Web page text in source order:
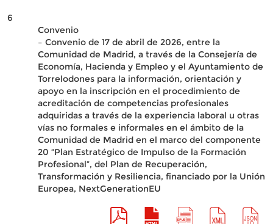
6
Convenio
– Convenio de 17 de abril de 2026, entre la
Comunidad de Madrid, a través de la Consejería de
Economía, Hacienda y Empleo y el Ayuntamiento de
Torrelodones para la información, orientación y
apoyo en la inscripción en el procedimiento de
acreditación de competencias profesionales
adquiridas a través de la experiencia laboral u otras
vías no formales e informales en el ámbito de la
Comunidad de Madrid en el marco del componente
20 “Plan Estratégico de Impulso de la Formación
Profesional”, del Plan de Recuperación,
Transformación y Resiliencia, financiado por la Unión
Europea, NextGenerationEU